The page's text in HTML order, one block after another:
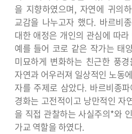
을 지향하였으며, 자연에 귀의
교감을 나누고자 했다. 바르비
대한 애정은 개인의 관심에 따
예를 들어 코로 같은 작가는 태
미묘하게 변화하는 친근한 풍
자연과 어우러져 일상적인 노동
자를 주제로 삼았다. 바르비종
경화는 고전적이고 낭만적인 자
을 직접 관찰하는 사실주의*와
가교 역할을 하였다.